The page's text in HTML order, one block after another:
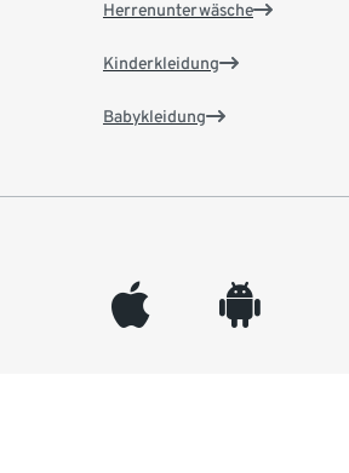
Herrenunterwäsche
Kinderkleidung
Babykleidung
appleinc android